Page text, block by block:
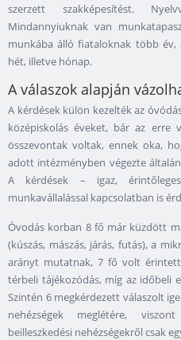
szerzett szakképesítést.
Mindannyiuknak van
munkába álló fiataloknak több év,
hét, illetve hónap.
A válaszok alapján
A kérdések külön kezelték az
középiskolás éveket, bár az erre
összevontak voltak, ennek oka,
adott intézményben végezte
A kérdések – igaz,
munkavállalással kapcsolatban is
Óvodás korban 8 fő már küzdött
(kúszás, mászás, járás, futás), a
arányt mutatnak, 7 fő volt
térbeli tájékozódás, míg az időbeli
Szintén 6 megkérdezett válaszolt
nehézségek meglétére,
beilleszkedési nehézségekről csak